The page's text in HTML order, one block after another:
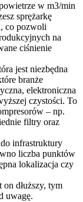
w m3/min
sprężarkę
co pozwoli
na
ciśnienie
jest niezbędna
branże
elektroniczna
czystości. To
– np.
filtry oraz
infrastruktury
liczba punktów
lokalizacja czy
dłuższy, tym
uwagę.